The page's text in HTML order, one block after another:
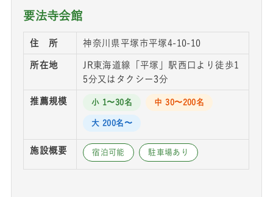
要法寺会館
住 所 神奈川県平塚市平塚4-10-10
所在地
JR東海道線「平塚」駅西口より徒歩1
5分又はタクシー3分
推薦規模 小 1〜30名 中 30〜200名
大 200名〜
施設概要 宿泊可能 駐車場あり